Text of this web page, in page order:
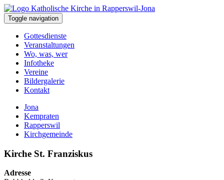
Toggle navigation
Gottesdienste
Veranstaltungen
Wo, was, wer
Infotheke
Vereine
Bildergalerie
Kontakt
Jona
Kempraten
Rapperswil
Kirchgemeinde
Kirche St. Franziskus
Adresse